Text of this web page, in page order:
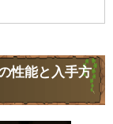
性能と入手方